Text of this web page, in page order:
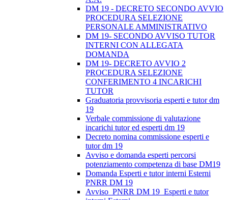
DM 19 - DECRETO SECONDO AVVIO
PROCEDURA SELEZIONE
PERSONALE AMMINISTRATIVO
DM 19- SECONDO AVVISO TUTOR
INTERNI CON ALLEGATA
DOMANDA
DM 19- DECRETO AVVIO 2
PROCEDURA SELEZIONE
CONFERIMENTO 4 INCARICHI
TUTOR
Graduatoria provvisoria esperti e tutor dm
19
Verbale commissione di valutazione
incarichi tutor ed esperti dm 19
Decreto nomina commissione esperti e
tutor dm 19
Avviso e domanda esperti percorsi
potenziamento competenza di base DM19
Domanda Esperti e tutor interni Esterni
PNRR DM 19
Avviso_PNRR DM 19_Esperti e tutor